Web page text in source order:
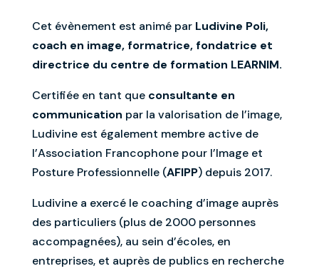
Cet évènement est animé par Ludivine Poli,
coach en image, formatrice, fondatrice et
directrice du centre de formation LEARNIM.
Certifiée en tant que consultante en
communication par la valorisation de l’image,
Ludivine est également membre active de
l’Association Francophone pour l’Image et
Posture Professionnelle (AFIPP) depuis 2017.
Ludivine a exercé le coaching d’image auprès
des particuliers (plus de 2000 personnes
accompagnées), au sein d’écoles, en
entreprises, et auprès de publics en recherche